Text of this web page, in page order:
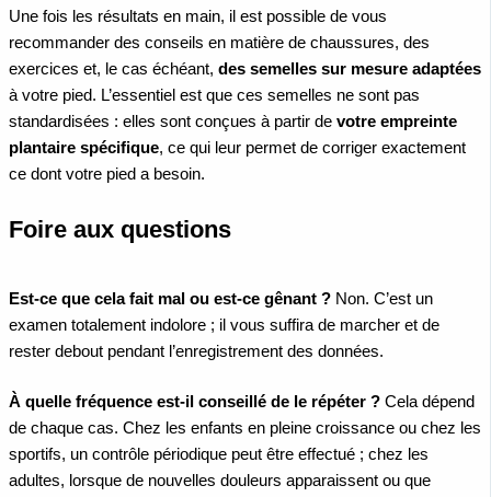
Une fois les résultats en main, il est possible de vous
recommander des conseils en matière de chaussures, des
exercices et, le cas échéant, des semelles sur mesure adaptées
à votre pied. L’essentiel est que ces semelles ne sont pas
standardisées : elles sont conçues à partir de votre empreinte
plantaire spécifique, ce qui leur permet de corriger exactement
ce dont votre pied a besoin.
Foire aux questions
Est-ce que cela fait mal ou est-ce gênant ? Non. C’est un
examen totalement indolore ; il vous suffira de marcher et de
rester debout pendant l’enregistrement des données.
À quelle fréquence est-il conseillé de le répéter ? Cela dépend
de chaque cas. Chez les enfants en pleine croissance ou chez les
sportifs, un contrôle périodique peut être effectué ; chez les
adultes, lorsque de nouvelles douleurs apparaissent ou que